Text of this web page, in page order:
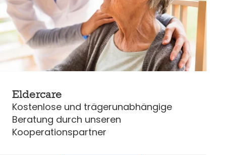
Eldercare
Kostenlose und trägerunabhängige
Beratung durch unseren
Kooperationspartner